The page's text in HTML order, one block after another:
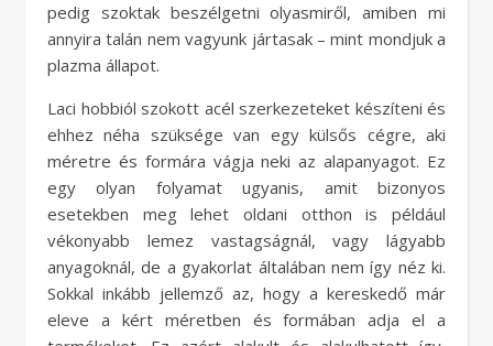
pedig szoktak beszélgetni olyasmiről, amiben mi
annyira talán nem vagyunk jártasak – mint mondjuk a
plazma állapot.
Laci hobbiól szokott acél szerkezeteket készíteni és
ehhez néha szüksége van egy külsős cégre, aki
méretre és formára vágja neki az alapanyagot. Ez
egy olyan folyamat ugyanis, amit bizonyos
esetekben meg lehet oldani otthon is például
vékonyabb lemez vastagságnál, vagy lágyabb
anyagoknál, de a gyakorlat általában nem így néz ki.
Sokkal inkább jellemző az, hogy a kereskedő már
eleve a kért méretben és formában adja el a